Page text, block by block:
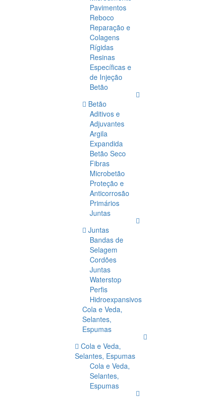
Pavimentos
Reboco
Reparação e
Colagens
Rígidas
Resinas
Específicas e
de Injeção
Betão
Betão
Aditivos e
Adjuvantes
Argila
Expandida
Betão Seco
Fibras
Microbetão
Proteção e
Anticorrosão
Primários
Juntas
Juntas
Bandas de
Selagem
Cordões
Juntas
Waterstop
Perfis
Hidroexpansivos
Cola e Veda,
Selantes,
Espumas
Cola e Veda,
Selantes, Espumas
Cola e Veda,
Selantes,
Espumas